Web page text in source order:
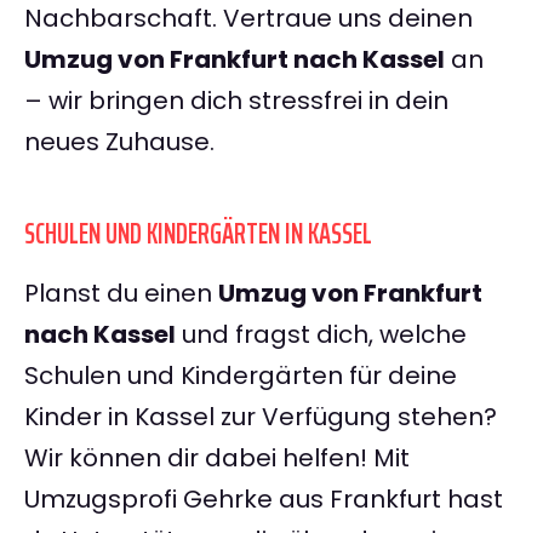
Nachbarschaft. Vertraue uns deinen
Umzug von Frankfurt nach Kassel an
– wir bringen dich stressfrei in dein
neues Zuhause.
SCHULEN UND KINDERGÄRTEN IN KASSEL
Planst du einen Umzug von Frankfurt
nach Kassel und fragst dich, welche
Schulen und Kindergärten für deine
Kinder in Kassel zur Verfügung stehen?
Wir können dir dabei helfen! Mit
Umzugsprofi Gehrke aus Frankfurt hast